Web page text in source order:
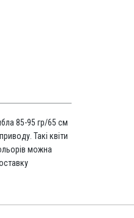
85-95 гр/65 см
Такі квіти
можна